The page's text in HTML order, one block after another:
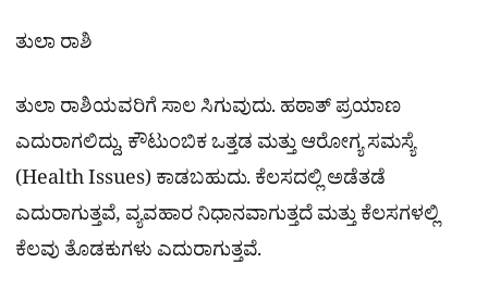
ತುಲಾ ರಾಶಿ
ತುಲಾ ರಾಶಿಯವರಿಗೆ ಸಾಲ ಸಿಗುವುದು. ಹಠಾತ್ ಪ್ರಯಾಣ
ಎದುರಾಗಲಿದ್ದು, ಕೌಟುಂಬಿಕ ಒತ್ತಡ ಮತ್ತು ಆರೋಗ್ಯ ಸಮಸ್ಯೆ
(Health Issues) ಕಾಡಬಹುದು. ಕೆಲಸದಲ್ಲಿ ಅಡೆತಡೆ
ಎದುರಾಗುತ್ತವೆ, ವ್ಯವಹಾರ ನಿಧಾನವಾಗುತ್ತದೆ ಮತ್ತು ಕೆಲಸಗಳಲ್ಲಿ
ಕೆಲವು ತೊಡಕುಗಳು ಎದುರಾಗುತ್ತವೆ.